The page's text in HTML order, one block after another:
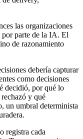
las organizaciones
por parte de la IA. El
de razonamiento
debería capturar
como decisiones
decidió, por qué lo
y qué
un umbral determinista
registra cada